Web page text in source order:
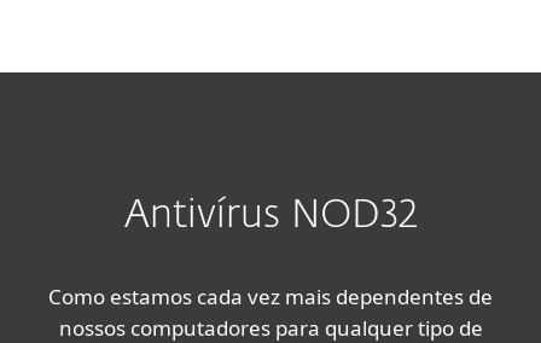
Antivírus NOD32
Como estamos cada vez mais dependentes de
nossos computadores para qualquer tipo de